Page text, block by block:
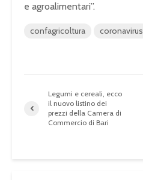
e agroalimentari”.
confagricoltura coronavirus
Legumi e cereali, ecco
il nuovo listino dei
prezzi della Camera di
Commercio di Bari